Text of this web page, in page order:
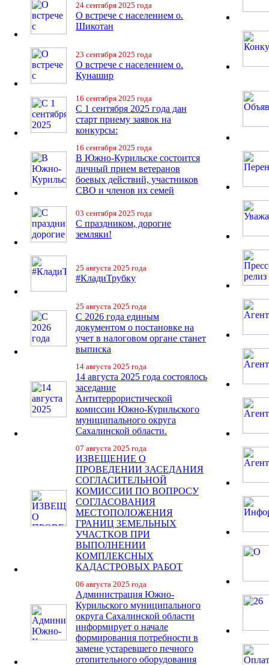
24 сентября 2025 года
О встрече с населением о.
Шикотан
23 сентября 2025 года
О встрече с населением о.
Кунашир
16 сентября 2025 года
С 1 сентября 2025 года дан
старт приему заявок на
конкурсы:
16 сентября 2025 года
В Южно-Курильске состоится
личный прием ветеранов
боевых действий, участников
СВО и членов их семей
03 сентября 2025 года
С праздником, дорогие
земляки!
25 августа 2025 года
#КладиТрубку
25 августа 2025 года
С 2026 года единым
документом о постановке на
учет в налоговом органе станет
выписка
14 августа 2025 года
14 августа 2025 года состоялось
заседание
Антитеррористической
комиссии Южно-Курильского
муниципального округа
Сахалинской области.
07 августа 2025 года
ИЗВЕЩЕНИЕ О
ПРОВЕДЕНИИ ЗАСЕДАНИЯ
СОГЛАСИТЕЛЬНОЙ
КОМИССИИ ПО ВОПРОСУ
СОГЛАСОВАНИЯ
МЕСТОПОЛОЖЕНИЯ
ГРАНИЦ ЗЕМЕЛЬНЫХ
УЧАСТКОВ ПРИ
ВЫПОЛНЕНИИ
КОМПЛЕКСНЫХ
КАДАСТРОВЫХ РАБОТ
06 августа 2025 года
Администрация Южно-
Курильского муниципального
округа Сахалинской области
информирует о начале
формирования потребности в
замене устаревшего печного
отопительного оборудования